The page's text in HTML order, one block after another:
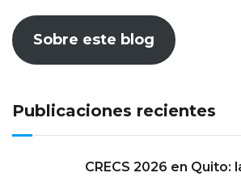
Sobre este blog
Publicaciones recientes
CRECS 2026 en Quito: